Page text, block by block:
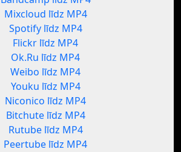
Mixcloud līdz MP4
Spotify līdz MP4
Flickr līdz MP4
Ok.Ru līdz MP4
Weibo līdz MP4
Youku līdz MP4
Niconico līdz MP4
Bitchute līdz MP4
Rutube līdz MP4
Peertube līdz MP4